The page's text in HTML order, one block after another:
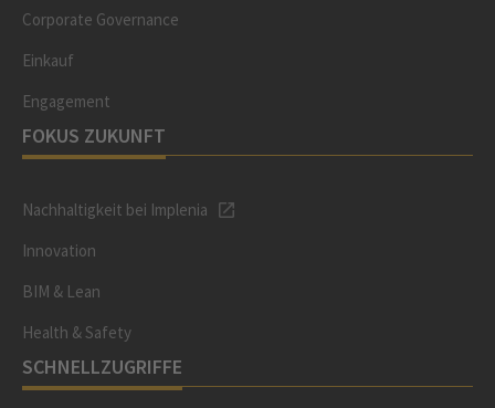
Corporate Governance
Einkauf
Engagement
FOKUS ZUKUNFT
Nachhaltigkeit bei Implenia
Innovation
BIM & Lean
Health & Safety
SCHNELLZUGRIFFE